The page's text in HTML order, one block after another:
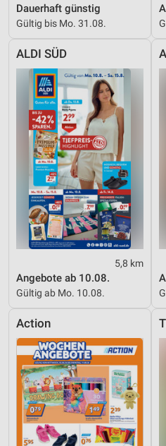
Dauerhaft günstig
Gültig bis Mo. 31.08.
ALDI SÜD
5,8 km
Angebote ab 10.08.
Gültig ab Mo. 10.08.
Action